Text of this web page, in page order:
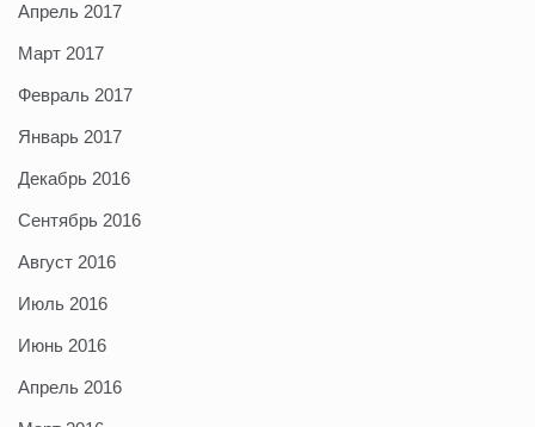
Апрель 2017
Март 2017
Февраль 2017
Январь 2017
Декабрь 2016
Сентябрь 2016
Август 2016
Июль 2016
Июнь 2016
Апрель 2016